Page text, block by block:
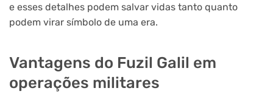
e esses detalhes podem salvar vidas tanto quanto
podem virar símbolo de uma era.
Vantagens do Fuzil Galil em
operações militares